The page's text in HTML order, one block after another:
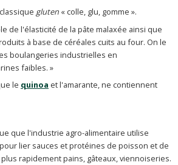
gluten « colle, glu, gomme ».
de l'élasticité de la pâte malaxée ainsi que
à base de céréales cuits au four. On le
boulangeries industrielles en
faibles. »
le quinoa et l'amarante, ne contiennent
que l'industrie agro-alimentaire utilise
lier sauces et protéines de poisson et de
rapidement pains, gâteaux, viennoiseries.